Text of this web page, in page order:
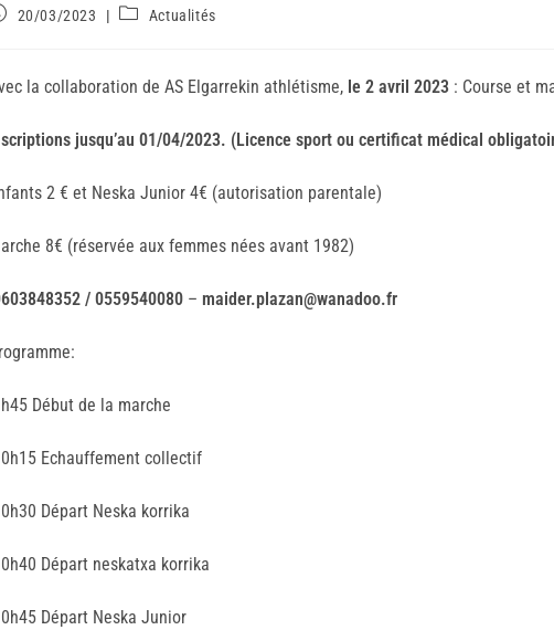
20/03/2023 Actualités
la collaboration de AS Elgarrekin athlétisme,le 2 avril 2023: Course et
jusqu’au 01/04/2023. (Licence sport ou certificat médical
2 € et Neska Junior 4€ (autorisation parentale)
8€ (réservée aux femmes nées avant 1982)
/ 0559540080– maider.plazan@wanadoo.fr
Début de la marche
Echauffement collectif
Départ Neska korrika
Départ neskatxa korrika
Départ Neska Junior